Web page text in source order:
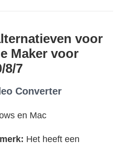
voor
Maker voor
8/7
Converter
en Mac
Het heeft een